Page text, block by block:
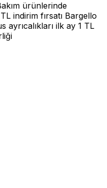
ürünlerinde
indirim fırsatı Bargello
ayrıcalıkları ilk ay 1 TL